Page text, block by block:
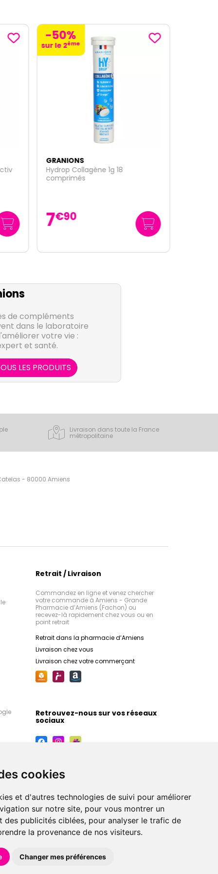
cookies
et d'autres technologies de suivi pour améliorer
sur notre site, pour vous montrer un
des publicités ciblées, pour analyser le trafic de
la provenance de nos visiteurs.
Changer mes préférences
-50%
sur le 2ème
GRANIONS
Hydrop Collagène 1g 18
comprimés
7€90
de compléments
dans le laboratoire
votre vie :
et santé.
LES PRODUITS
Livraison dans toute la France
métropolitaine
- 80000 Amiens
Retrait / Livraison
Commandez en ligne et venez chercher
votre commande à Amiens - Grande
Pharmacie d’Amiens (Fachon) ou
recevez-là rapidement chez vous ou en
point retrait
Retrait dans la pharmacie d’Amiens
Livraison chez vous
Livraison chez votre commerçant
Retrouvez-nous sur vos réseaux
sociaux
orthopédiques, homéopathiques,
en pharmacie, parapharmacie, diététique et